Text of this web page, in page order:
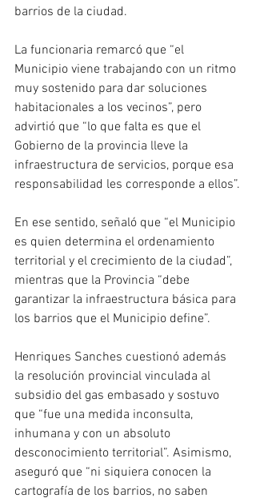
barrios de la ciudad.
La funcionaria remarcó que “el
Municipio viene trabajando con un ritmo
muy sostenido para dar soluciones
habitacionales a los vecinos”, pero
advirtió que “lo que falta es que el
Gobierno de la provincia lleve la
infraestructura de servicios, porque esa
responsabilidad les corresponde a ellos”.
En ese sentido, señaló que “el Municipio
es quien determina el ordenamiento
territorial y el crecimiento de la ciudad”,
mientras que la Provincia “debe
garantizar la infraestructura básica para
los barrios que el Municipio define”.
Henriques Sanches cuestionó además
la resolución provincial vinculada al
subsidio del gas embasado y sostuvo
que “fue una medida inconsulta,
inhumana y con un absoluto
desconocimiento territorial”. Asimismo,
aseguró que “ni siquiera conocen la
cartografía de los barrios, no saben